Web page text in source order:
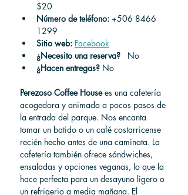
$20
Número de teléfono: +506 8466
1299
Sitio web: Facebook
¿Necesito una reserva?
No
¿Hacen entregas? No
Perezoso Coffee House es una cafetería
acogedora y animada a pocos pasos de
la entrada del parque. Nos encanta
tomar un batido o un café costarricense
recién hecho antes de una caminata. La
cafetería también ofrece sándwiches,
ensaladas y opciones veganas, lo que la
hace perfecta para un desayuno ligero o
un refrigerio a media mañana. El